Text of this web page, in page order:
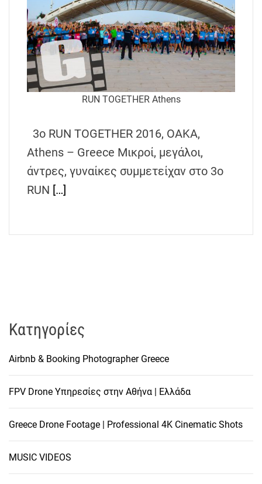
RUN TOGETHER Athens
3o RUN TOGETHER 2016, OAKA,
Athens – Greece Μικροί, μεγάλοι,
άντρες, γυναίκες συμμετείχαν στο 3o
RUN […]
Kατηγορίες
Airbnb & Booking Photographer Greece
FPV Drone Υπηρεσίες στην Αθήνα | Ελλάδα
Greece Drone Footage | Professional 4K Cinematic Shots
MUSIC VIDEOS